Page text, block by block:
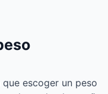
escoger un peso